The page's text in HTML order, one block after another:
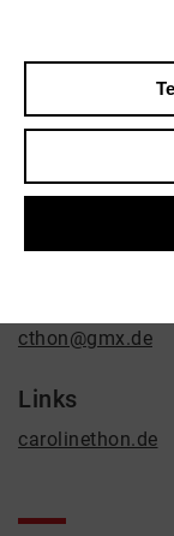
Zurück|
Caroline Thon
Baudriplatz 16
cthon@gmx.de
Links
carolinethon.de